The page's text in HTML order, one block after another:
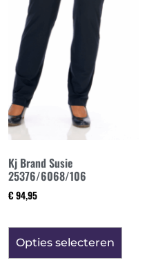
Kj Brand Susie
25376/6068/106
€ 94,95
Opties selecteren